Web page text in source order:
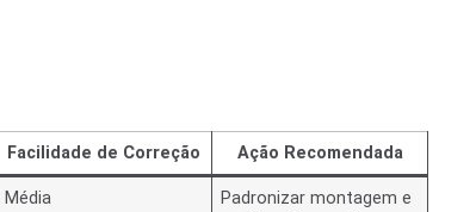
Facilidade de Correção Ação Recomendada
Média
Padronizar montagem e